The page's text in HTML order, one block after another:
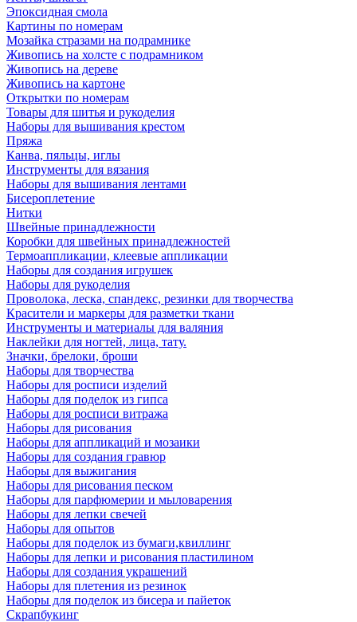
Эпоксидная смола
Картины по номерам
Мозайка стразами на подрамнике
Живопись на холсте с подрамником
Живопись на дереве
Живопись на картоне
Открытки по номерам
Товары для шитья и рукоделия
Наборы для вышивания крестом
Пряжа
Канва, пяльцы, иглы
Инструменты для вязания
Наборы для вышивания лентами
Бисероплетение
Нитки
Швейные принадлежности
Коробки для швейных принадлежностей
Термоаппликации, клеевые аппликации
Наборы для создания игрушек
Наборы для рукоделия
Проволока, леска, спандекс, резинки для творчества
Красители и маркеры для разметки ткани
Инструменты и материалы для валяния
Наклейки для ногтей, лица, тату.
Значки, брелоки, броши
Наборы для творчества
Наборы для росписи изделий
Наборы для поделок из гипса
Наборы для росписи витража
Наборы для рисования
Наборы для аппликаций и мозаики
Наборы для создания гравюр
Наборы для выжигания
Наборы для рисования песком
Наборы для парфюмерии и мыловарения
Наборы для лепки свечей
Наборы для опытов
Наборы для поделок из бумаги,квиллинг
Наборы для лепки и рисования пластилином
Наборы для создания украшений
Наборы для плетения из резинок
Наборы для поделок из бисера и пайеток
Скрапбукинг